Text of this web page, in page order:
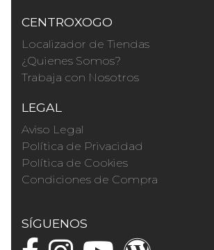
CENTROXOGO
Localizador de Tiendas
¿Quienes Somos?
Trabaja con Nosotros
LEGAL
Aviso Legal
Política de Privacidad
Política de Cookies
Condiciones de Compra
SÍGUENOS